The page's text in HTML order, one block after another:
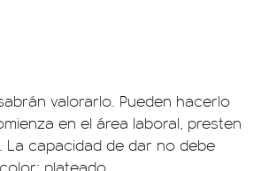
valorarlo. Pueden hacerlo
en el área laboral, presten
capacidad de dar no debe
plateado.